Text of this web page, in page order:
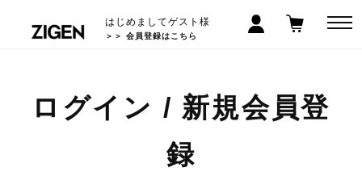
はじめましてゲスト様
＞＞ 会員登録はこちら
ログイン / 新規会員登
録